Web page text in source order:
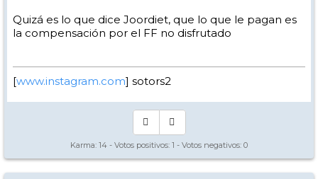
Quizá es lo que dice Joordiet, que lo que le pagan es
la compensación por el FF no disfrutado
[www.instagram.com] sotors2
Karma: 14 - Votos positivos: 1 - Votos negativos: 0